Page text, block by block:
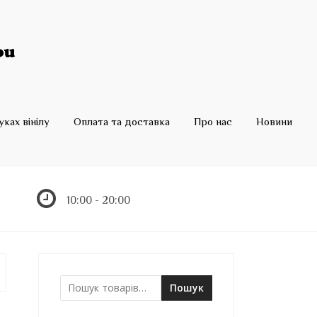
вінілу Оплата та доставка Про нас Новини
10:00 - 20:00
Ш
Пошук